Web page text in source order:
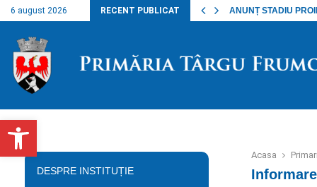
Deschide bara de unelte
6 august 2026 RECENT PUBLICAT
lucrărilor… ANUNȚ STADIU
Acasa
DESPRE INSTITUȚIE